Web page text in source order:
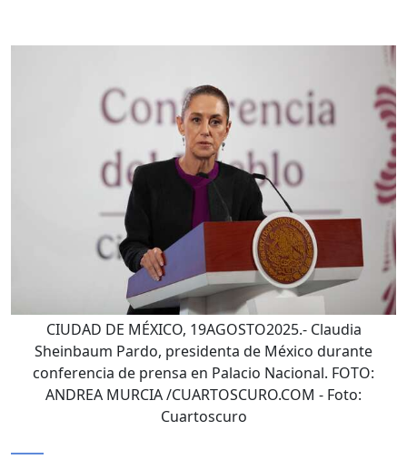
CIUDAD DE MÉXICO, 19AGOSTO2025.- Claudia
Sheinbaum Pardo, presidenta de México durante
conferencia de prensa en Palacio Nacional. FOTO:
ANDREA MURCIA /CUARTOSCURO.COM - Foto:
Cuartoscuro